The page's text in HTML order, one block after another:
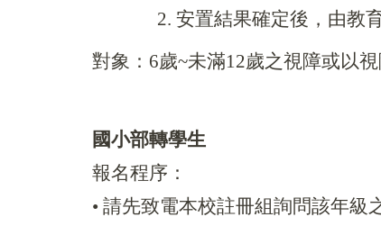
2. 安置結果確定後，由教
對象：6歲~未滿12歲之視障或以視
國小部轉學生
報名程序：
• 請先致電本校註冊組詢問該年級